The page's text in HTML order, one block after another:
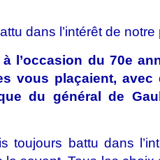
dans l’intérêt de notre
l’occasion du 70e
vous plaçaient, avec
du général de
toujours battu dans